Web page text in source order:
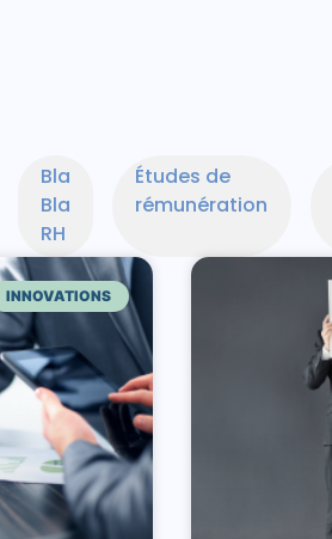
Bla
Bla
RH
Études de
rémunération
INNOVATIONS